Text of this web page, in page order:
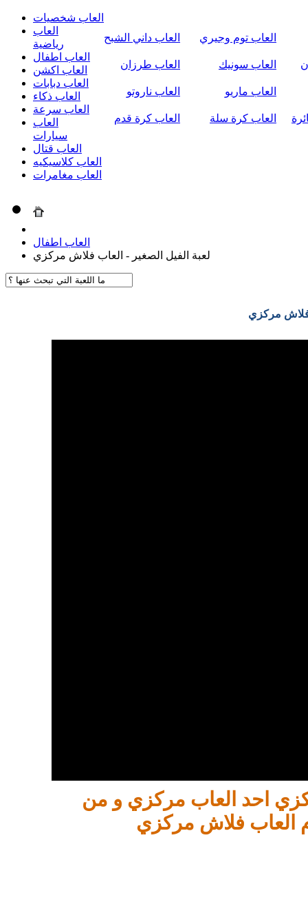
العاب شخصيات
العاب توم وجيري
العاب داني الشبح
العاب سونيك العاب طرزان
العاب ماريو العاب ناروتو
العاب
رياضية
العاب كرة سلة العاب كرة قدم
العاب اطفال
العاب اكشن
العاب دبابات
العاب ذكاء
العاب سرعة
العاب
سيارات
العاب قتال
العاب كلاسيكيه
العاب مغامرات
العاب اطفال
لعبة الفيل الصغير - العاب فلاش مركزي
فلاش مركزي
احد العاب مركزي و من
العاب فلاش مركزي